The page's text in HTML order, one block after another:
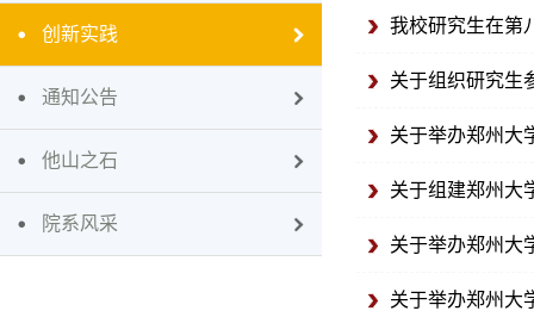
创新实践
通知公告
他山之石
院系风采
我校研究生在第
关于组织研究生
关于举办郑州大
关于组建郑州大
关于举办郑州大
关于举办郑州大